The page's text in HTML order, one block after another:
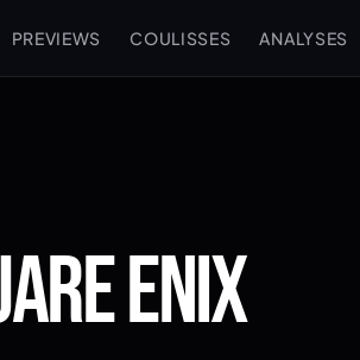
PREVIEWS COULISSES ANALYSES
ENIX